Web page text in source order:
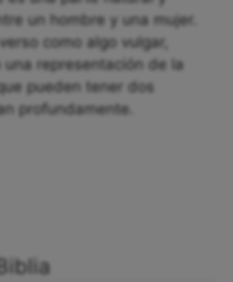
un hombre y una mujer.
como algo vulgar,
representación de la
pueden tener dos
profundamente.